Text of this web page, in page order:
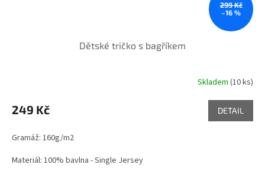
299 Kč
–16 %
Dětské tričko s bagříkem
Skladem (10 ks)
249 Kč DETAIL
Gramáž: 160g/m2
Materiál: 100% bavlna - Single Jersey